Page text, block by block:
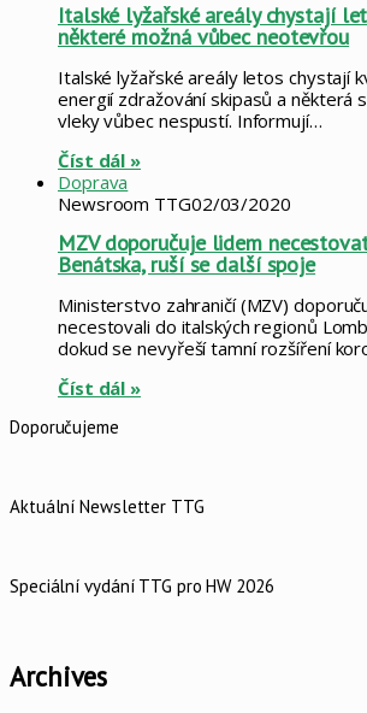
Italské lyžařské areály chystají
některé možná vůbec neotevřou
Italské lyžařské areály letos chystají
energií zdražování skipasů a některá
vleky vůbec nespustí. Informují…
Číst dál »
Doprava
Newsroom TTG02/03/2020
MZV doporučuje lidem
Benátska, ruší se další spoje
Ministerstvo zahraničí (MZV)
necestovali do italských regionů
dokud se nevyřeší tamní rozšíření
Číst dál »
Doporučujeme
Aktuální Newsletter TTG
Speciální vydání TTG pro HW 2026
Archives